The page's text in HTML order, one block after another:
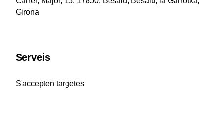
Girona
Serveis
S'accepten targetes